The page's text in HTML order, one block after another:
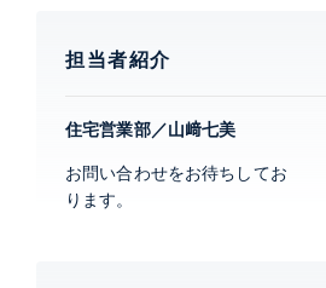
担当者紹介
住宅営業部／山﨑七美
お問い合わせをお待ちしてお
ります。